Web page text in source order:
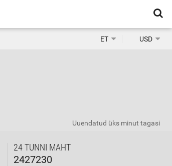
ET USD
24 TUNNI MAHT
2427230
Uuendatud üks minut tagasi